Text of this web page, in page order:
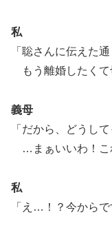
私
「聡さんに伝えた通
もう離婚したくて
義母
「だから、どうし
…まぁいいわ！こ
私
「え…！？今から